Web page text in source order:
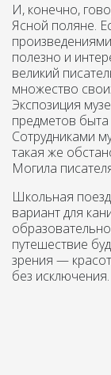
И, конечно,
Ясной поляне.
полезно и
великий
множество
Экспозиция
предметов быта
Сотрудниками
такая же
Могила
Школьная
вариант для
путешествие
зрения —
без исключения.